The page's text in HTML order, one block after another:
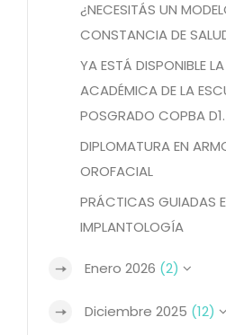
¿NECESITÁS UN
CONSTANCIA DE
YA ESTÁ DISPONIBLE
ACADÉMICA DE LA
POSGRADO COPBA D1.
DIPLOMATURA EN
OROFACIAL
PRÁCTICAS GUIADAS
IMPLANTOLOGÍA
Enero 2026 (2)
Diciembre 2025 (12)